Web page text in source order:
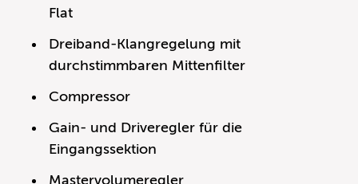
Flat
Dreiband-Klangregelung mit
durchstimmbaren Mittenfilter
Compressor
Gain- und Driveregler für die
Eingangssektion
Mastervolumeregler